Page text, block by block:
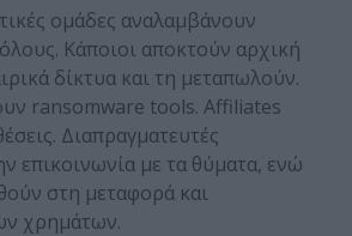
ομάδες αναλαμβάνουν
Κάποιοι αποκτούν αρχική
δίκτυα και τη μεταπωλούν.
ransomware tools. Affiliates
Διαπραγματευτές
επικοινωνία με τα θύματα, ενώ
στη μεταφορά και
χρημάτων.